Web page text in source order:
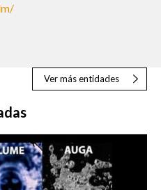
Ver más entidades